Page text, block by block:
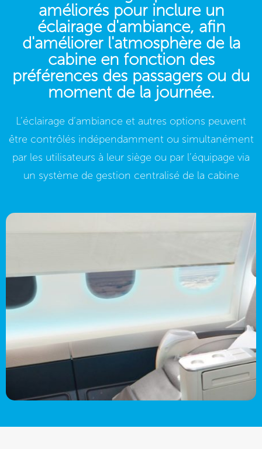
améliorés pour inclure un
éclairage d'ambiance, afin
d'améliorer l'atmosphère de la
cabine en fonction des
préférences des passagers ou du
moment de la journée.
L’éclairage d’ambiance et autres options peuvent
être contrôlés indépendamment ou simultanément
par les utilisateurs à leur siège ou par l’équipage via
un système de gestion centralisé de la cabine